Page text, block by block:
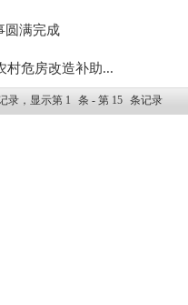
圆满完成
村危房改造补助...
录，显示第 1 条 - 第 15 条记录